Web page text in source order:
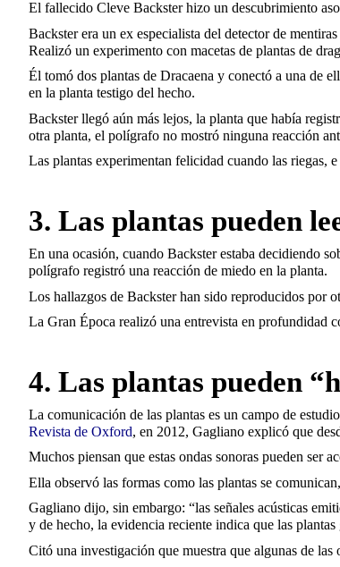
El fallecido Cleve Backster hizo un descubrimiento
Backster era un ex especialista del detector de
Realizó un experimento con macetas de plantas de
Él tomó dos plantas de Dracaena y conectó a una de
en la planta testigo del hecho.
Backster llegó aún más lejos, la planta que había
otra planta, el polígrafo no mostró ninguna reacción
Las plantas experimentan felicidad cuando las riegas,
3. Las plantas pueden
En una ocasión, cuando Backster estaba decidiendo
polígrafo registró una reacción de miedo en la planta.
Los hallazgos de Backster han sido reproducidos por
La Gran Época realizó una entrevista en profundidad
4. Las plantas pueden
La comunicación de las plantas es un campo de
Revista de Oxford, en 2012, Gagliano explicó que
Muchos piensan que estas ondas sonoras pueden ser
Ella observó las formas como las plantas se
Gagliano dijo, sin embargo: “las señales acústicas
y de hecho, la evidencia reciente indica que las
Citó una investigación que muestra que algunas de